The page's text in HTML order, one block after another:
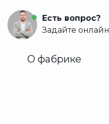
О фабрике
Есть вопрос?
Задайте онлайн